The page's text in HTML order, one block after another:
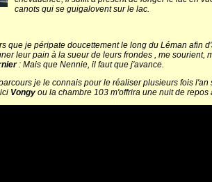
canots qui se guigalovent sur le lac.
que je péripate doucettement le long du Léman afin
leur pain à la sueur de leurs frondes , me sourient,
: Mais que Nennie, il faut que j'avance.
je le connais pour le réaliser plusieurs fois
Vongy ou la chambre 103 m'offrira une nuit de repos